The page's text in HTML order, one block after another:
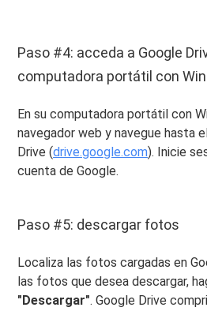
Paso #4: acceda a Google
computadora portátil con
En su computadora portátil con
navegador web y navegue hasta
Drive (drive.google.com). Inicie
cuenta de Google.
Paso #5: descargar fotos
Localiza las fotos cargadas en
las fotos que desea descargar,
"Descargar". Google Drive